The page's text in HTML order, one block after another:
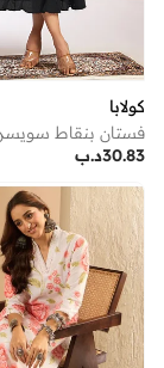
كولابا
د.ب30.83